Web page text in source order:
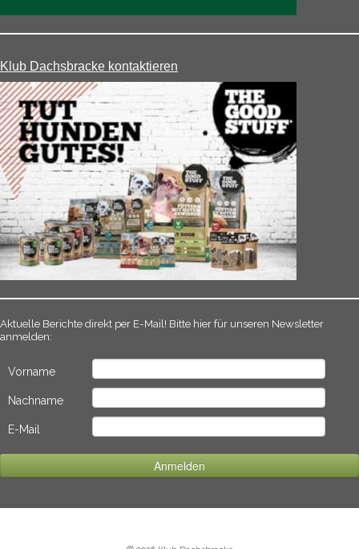
Klub Dachsbracke kontaktieren
Aktuelle Berichte direkt per E-Mail! Bitte hier für unseren Newsletter
anmelden:
Vorname
Nachname
E-Mail